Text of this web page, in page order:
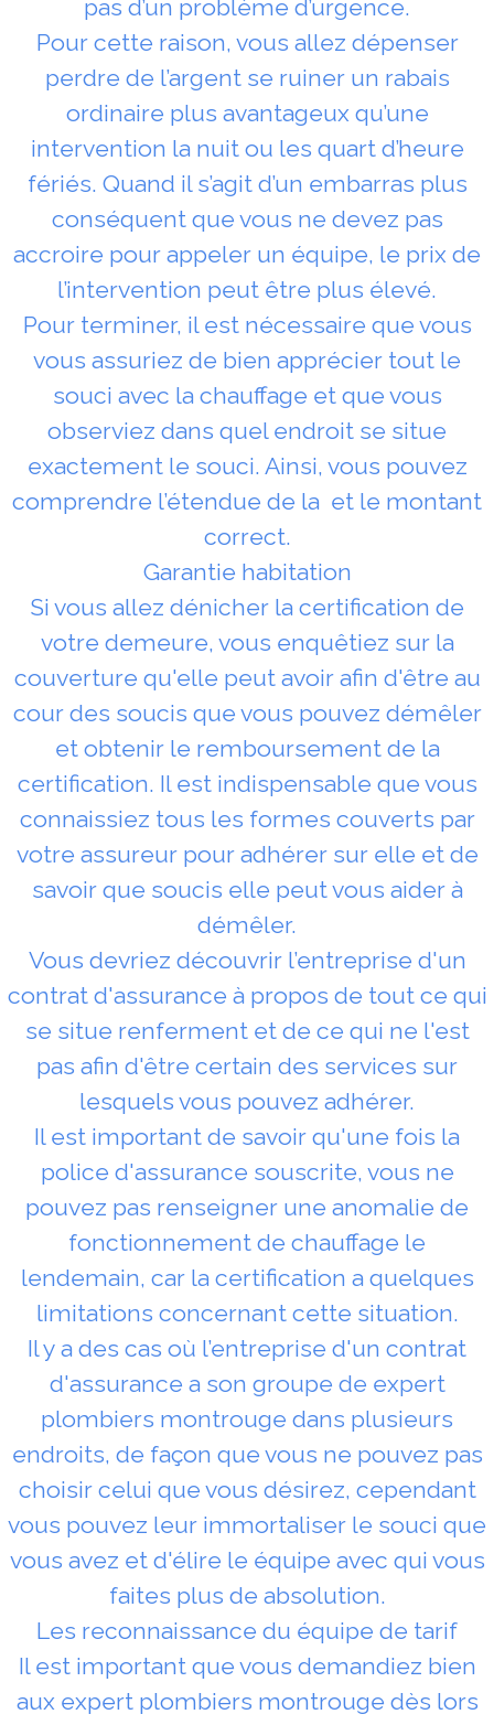
pas d’un problème d’urgence.
Pour cette raison, vous allez dépenser
perdre de l’argent se ruiner un rabais
ordinaire plus avantageux qu’une
intervention la nuit ou les quart d’heure
fériés. Quand il s’agit d’un embarras plus
conséquent que vous ne devez pas
accroire pour appeler un équipe, le prix de
l’intervention peut être plus élevé.
Pour terminer, il est nécessaire que vous
vous assuriez de bien apprécier tout le
souci avec la chauffage et que vous
observiez dans quel endroit se situe
exactement le souci. Ainsi, vous pouvez
comprendre l’étendue de la et le montant
correct.
Garantie habitation
Si vous allez dénicher la certification de
votre demeure, vous enquêtiez sur la
couverture qu'elle peut avoir afin d'être au
cour des soucis que vous pouvez démêler
et obtenir le remboursement de la
certification. Il est indispensable que vous
connaissiez tous les formes couverts par
votre assureur pour adhérer sur elle et de
savoir que soucis elle peut vous aider à
démêler.
Vous devriez découvrir l’entreprise d'un
contrat d'assurance à propos de tout ce qui
se situe renferment et de ce qui ne l'est
pas afin d'être certain des services sur
lesquels vous pouvez adhérer.
Il est important de savoir qu'une fois la
police d'assurance souscrite, vous ne
pouvez pas renseigner une anomalie de
fonctionnement de chauffage le
lendemain, car la certification a quelques
limitations concernant cette situation.
Il y a des cas où l’entreprise d'un contrat
d'assurance a son groupe de expert
plombiers montrouge dans plusieurs
endroits, de façon que vous ne pouvez pas
choisir celui que vous désirez, cependant
vous pouvez leur immortaliser le souci que
vous avez et d'élire le équipe avec qui vous
faites plus de absolution.
Les reconnaissance du équipe de tarif
Il est important que vous demandiez bien
aux expert plombiers montrouge dès lors